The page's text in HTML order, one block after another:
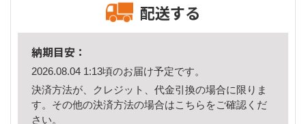
配送する
納期目安：
2026.08.04 1:13頃のお届け予定です。
決済方法が、クレジット、代金引換の場合に限りま
す。その他の決済方法の場合はこちら をご確認くだ
さい。